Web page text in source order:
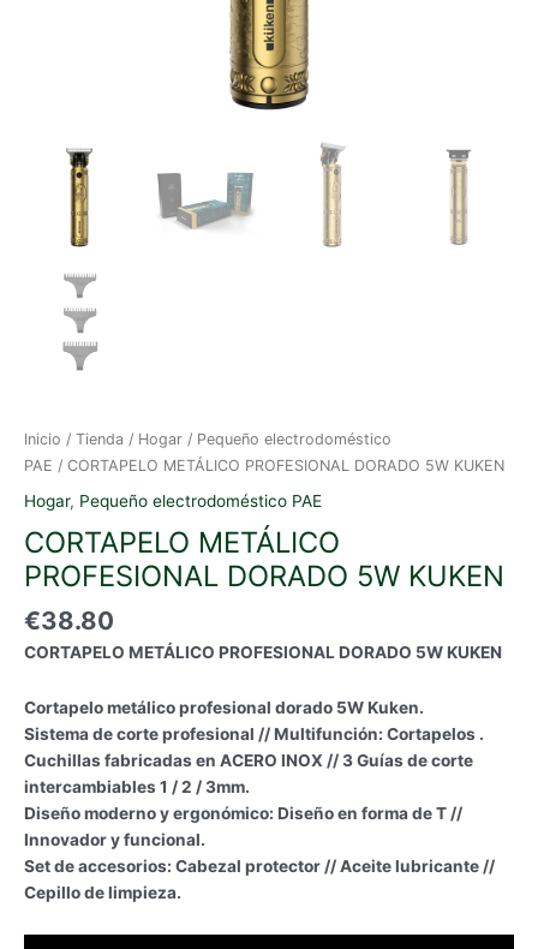
Inicio / Tienda / Hogar / Pequeño electrodoméstico
PAE / CORTAPELO METÁLICO PROFESIONAL DORADO 5W KUKEN
Hogar, Pequeño electrodoméstico PAE
CORTAPELO METÁLICO
PROFESIONAL DORADO 5W KUKEN
€38.80
CORTAPELO METÁLICO PROFESIONAL DORADO 5W KUKEN
Cortapelo metálico profesional dorado 5W Kuken.
Sistema de corte profesional // Multifunción: Cortapelos .
Cuchillas fabricadas en ACERO INOX // 3 Guías de corte
intercambiables 1 / 2 / 3mm.
Diseño moderno y ergonómico: Diseño en forma de T //
Innovador y funcional.
Set de accesorios: Cabezal protector // Aceite lubricante //
Cepillo de limpieza.